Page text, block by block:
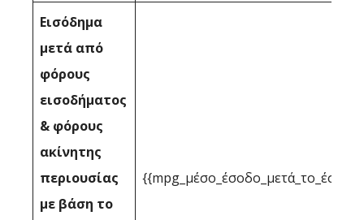
Εισόδημα
μετά από
φόρους
εισοδήματος
& φόρους
ακίνητης
περιουσίας
με βάση το